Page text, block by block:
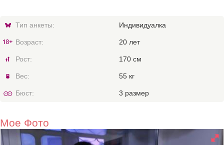
Тип анкеты: Индивидуалка
Возраст: 20 лет
Рост: 170 см
Вес: 55 кг
Бюст: 3 размер
Мое Фото